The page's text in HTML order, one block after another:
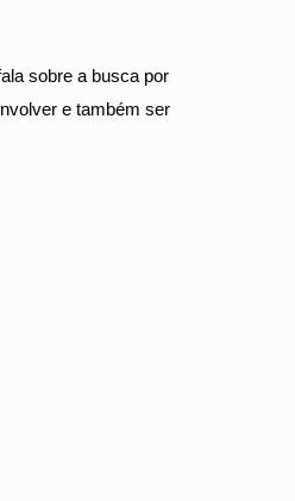
sobre a busca por
e também ser